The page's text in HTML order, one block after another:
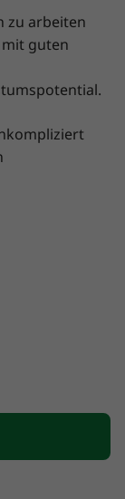
zu arbeiten
guten